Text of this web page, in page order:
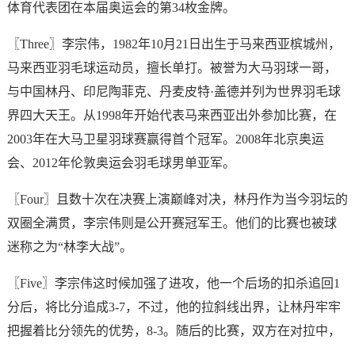
体育代表团在本届奥运会的第34枚金牌。
〖Three〗李宗伟，1982年10月21日出生于马来西亚槟城州，
马来西亚羽毛球运动员，擅长单打。被誉为大马羽球一哥，
与中国林丹、印尼陶菲克、丹麦皮特·盖德并列为世界羽毛球
界四大天王。从1998年开始代表马来西亚出外参加比赛，在
2003年在大马卫星羽球赛赢得首个冠军。2008年北京奥运
会、2012年伦敦奥运会羽毛球男单亚军。
〖Four〗且数十次在决赛上演巅峰对决，林丹作为当今羽坛的
双圈全满贯，李宗伟则是公开赛冠军王。他们的比赛也被球
迷称之为“林李大战”。
〖Five〗李宗伟这时候加强了进攻，他一个后场的扣杀追回1
分后，将比分追成3-7，不过，他的拉斜线出界，让林丹牢牢
把握着比分领先的优势，8-3。随后的比赛，双方在对拉中，